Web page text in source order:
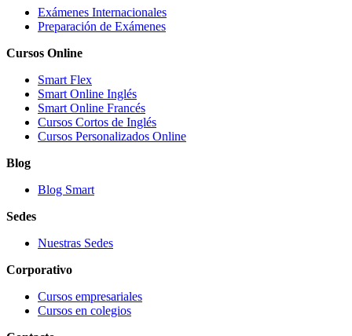
Exámenes Internacionales
Preparación de Exámenes
Cursos Online
Smart Flex
Smart Online Inglés
Smart Online Francés
Cursos Cortos de Inglés
Cursos Personalizados Online
Blog
Blog Smart
Sedes
Nuestras Sedes
Corporativo
Cursos empresariales
Cursos en colegios